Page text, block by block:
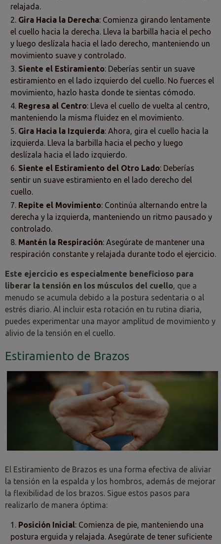
relajada.
Gira Hacia la Derecha: Comienza girando lentamente
el cuello hacia la derecha. Lleva la barbilla hacia el pecho
y luego deslízala hacia el lado derecho, manteniendo un
movimiento suave y controlado.
Siente el Estiramiento: Deberías sentir un suave
estiramiento en el lado izquierdo del cuello. No fuerces el
movimiento, hazlo hasta donde te sientas cómodo.
Regresa al Centro: Lleva el cuello de vuelta al centro,
manteniendo la misma fluidez en el movimiento.
Gira Hacia la Izquierda: Ahora, gira el cuello hacia la
izquierda. Lleva la barbilla hacia el pecho y luego
deslízala hacia el lado izquierdo.
Siente el Estiramiento del Otro Lado: Deberías
sentir un suave estiramiento en el lado derecho del
cuello.
Repite el Movimiento: Continúa alternando entre la
derecha y la izquierda, manteniendo un ritmo pausado y
controlado.
Mantén la Respiración: Asegúrate de mantener una
respiración constante y relajada durante todo el ejercicio.
Este ejercicio es especialmente beneficioso para
liberar la tensión en los músculos del cuello, que a
menudo se acumula debido a la postura sedentaria o al
estrés diario. Al incluir esta rotación en tu rutina diaria,
puedes experimentar una mayor amplitud de movimiento y
alivio de la tensión en el cuello.
Estiramiento de Brazos
El Estiramiento de Brazos es una forma efectiva de aliviar
la tensión en la espalda y los hombros, además de mejorar
la flexibilidad de los brazos. Sigue estos pasos para
realizarlo de manera óptima:
Posición Inicial: Comienza de pie, manteniendo una
postura erguida y relajada. Asegúrate de tener suficiente